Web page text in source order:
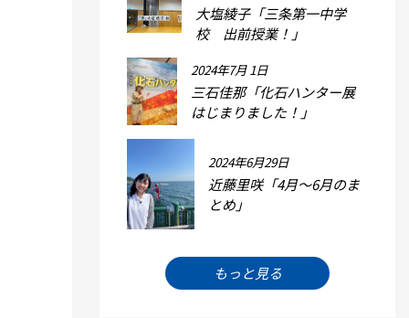
大塩綾子「三条第一中学
校 出前授業！」
2024年7月 1日
三石佳那「化石ハンター展
はじまりました！」
2024年6月29日
近藤里咲「4月～6月のま
とめ」
もっと見る